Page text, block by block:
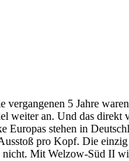
5 Jahre
weiter an. Und das direkt
Europas stehen in
pro Kopf. Die
Mit Welzow-Süd II